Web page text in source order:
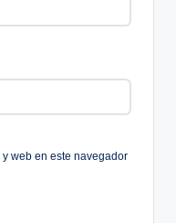
web en este navegador